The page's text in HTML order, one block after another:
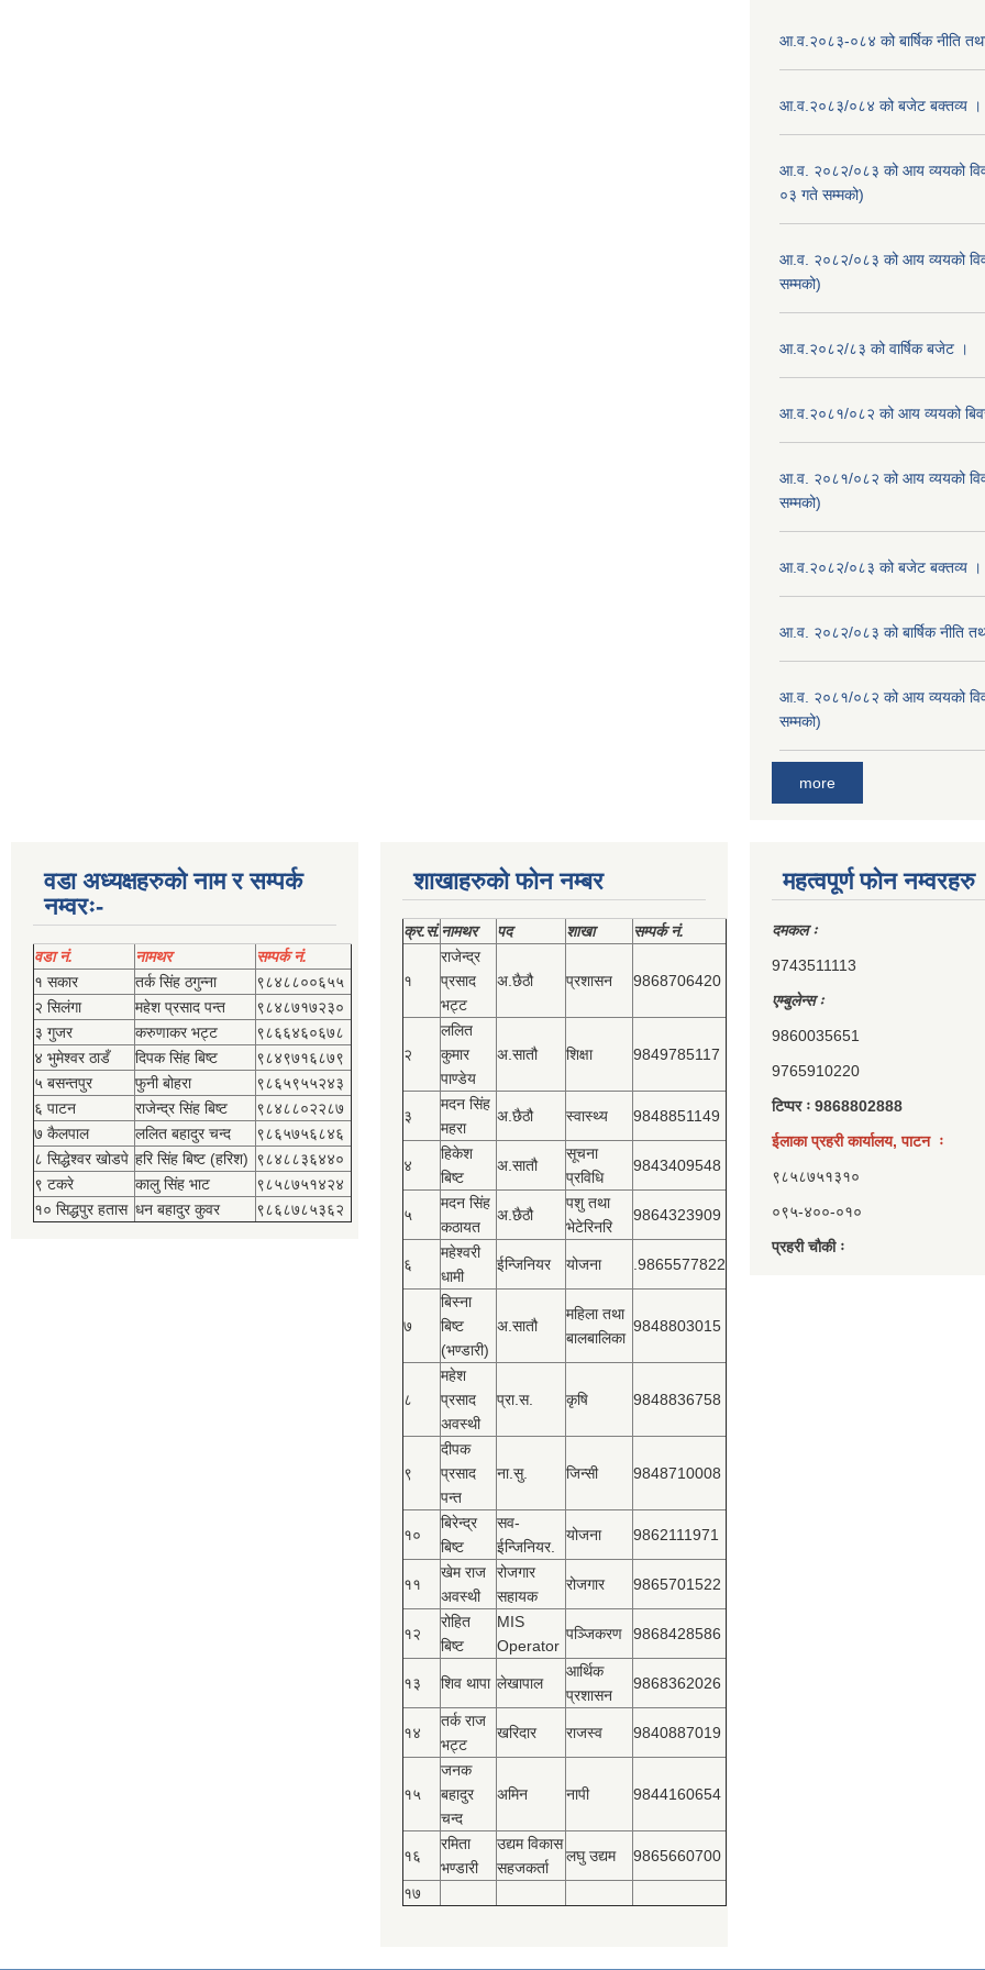
आ.व.२०८३-०८४ को बार्षिक नीति
आ.व.२०८३/०८४ को बजेट बक्तव्य ।
आ.व. २०८२/०८३ को आय व्ययको
०३ गते सम्मको)
आ.व. २०८२/०८३ को आय व्ययको
सम्मको)
आ.व.२०८२/८३ को वार्षिक बजेट ।
आ.व.२०८१/०८२ को आय व्ययको
आ.व. २०८१/०८२ को आय व्ययको
सम्मको)
आ.व.२०८२/०८३ को बजेट बक्तव्य ।
आ.व. २०८२/०८३ को बार्षिक नीति
आ.व. २०८१/०८२ को आय व्ययको
सम्मको)
more
वडा अध्यक्षहरुको नाम र सम्पर्क
नम्वरः-
वडा नं. नामथर
सम्पर्क नं.
१ सकार
तर्क सिंह ठगुन्‍ना
९८४८८००६५५
२ सिलंगा
महेश प्रसाद पन्त
९८४८७१७२३०
३ गुजर
करुणाकर भट्ट
९८६६४६०६७८
४ भुमेश्‍वर ठाडँ
दिपक सिंह बिष्‍ट
९८४९७१६८७९
५ बसन्तपुर
फुनी बोहरा
९८६५९५५२४३
६ पाटन
राजेन्द्र सिंह बिष्‍ट
९८४८८०२२८७
७ कैलपाल
ललित बहादुर चन्द
९८६५७५६८४६
८ सिद्धेश्‍वर खोडपे हरि सिंह बिष्‍ट (हरिश) ९८४८८३६४४०
९ टकरे
कालु सिंह भाट
९८५८७५१४२४
१० सिद्धपुर हतास धन बहादुर कुवर ९८६८७८५३६२
शाखाहरुको फोन नम्बर
क्र.सं.नामथर पद शाखा सम्‍पर्क नं.
१
राजेन्द्र
प्रसाद
भट्ट
अ.छैठौ प्रशासन 9868706420
२
ललित
कुमार
पाण्डेय
अ.सातौ शिक्षा 9849785117
३
मदन सिंह
महरा
अ.छैठौ स्वास्थ्य 9848851149
४
हिकेश
बिष्‍ट
अ.सातौ
सूचना
प्रविधि
9843409548
५
मदन सिंह
कठायत
अ.छैठौ
पशु तथा
भेटेरिनरि
9864323909
६
महेश्‍वरी
धामी
ईन्जिनियर योजना .9865577822
७
बिस्‍ना
बिष्‍ट
(भण्डारी)
अ.सातौ
महिला तथा
बालबालिका
9848803015
८
महेश
प्रसाद
अवस्थी
प्रा.स. कृषि 9848836758
९
दीपक
प्रसाद
पन्त
ना.सु. जिन्सी 9848710008
१०
बिरेन्द्र
बिष्‍ट
सव-
ईन्जिनियर.
योजना 9862111971
११
खेम राज
अवस्थी
रोजगार
सहायक
रोजगार 9865701522
१२
रोहित
बिष्‍ट
MIS
Operator
पञ्‍जिकरण 9868428586
१३ शिव थापा लेखापाल
आर्थिक
प्रशासन
9868362026
१४
तर्क राज
भट्ट
खरिदार राजस्‍व 9840887019
१५
जनक
बहादुर
चन्द
अमिन नापी 9844160654
१६
रमिता
भण्डारी
उद्यम विकास
सहजकर्ता
लघु उद्यम 9865660700
१७
महत्वपूर्ण फोन नम्वरहरु
दमकल ः
9743511113
एम्बुलेन्स ः
9860035651
9765910220
टिप्पर ः 9868802888
ईलाका प्रहरी कार्यालय, पाटन ः
९८५८७५१३१०
०९५-४००-०१०
प्रहरी चौकी ः